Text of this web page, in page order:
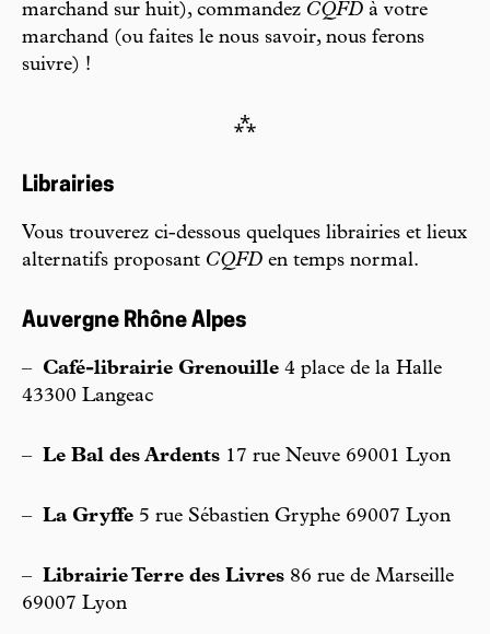
marchand sur huit), commandez CQFD à votre
marchand (ou faites le nous savoir, nous ferons
suivre) !
⁂
Librairies
Vous trouverez ci-dessous quelques librairies et lieux
alternatifs proposant CQFD en temps normal.
Auvergne Rhône Alpes
– Café-librairie Grenouille 4 place de la Halle
43300 Langeac
– Le Bal des Ardents 17 rue Neuve 69001 Lyon
– La Gryffe 5 rue Sébastien Gryphe 69007 Lyon
– Librairie Terre des Livres 86 rue de Marseille
69007 Lyon